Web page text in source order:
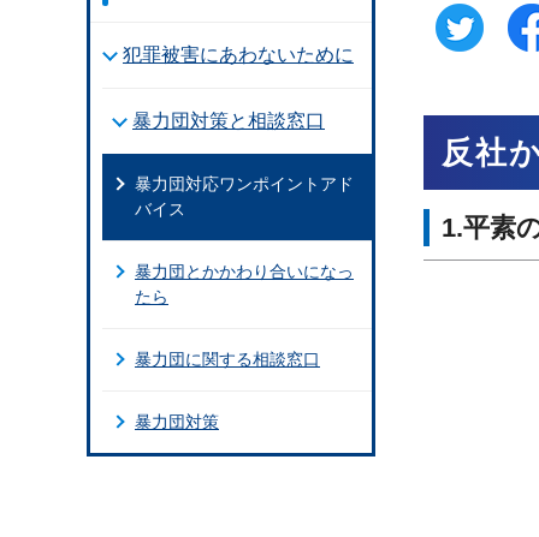
反社
1.平素
犯罪被害にあわないために
暴力団対策と相談窓口
暴力団対応ワンポイントアド
バイス
暴力団とかかわり合いになっ
たら
暴力団に関する相談窓口
暴力団対策